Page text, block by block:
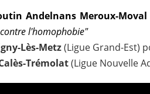
Andelnans Meroux-Moval
l'homophobie"
Lès-Metz(Ligue Grand-Est)
Trémolat(Ligue Nouvelle